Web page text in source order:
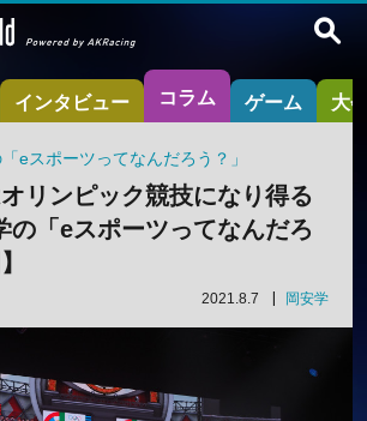
インタビュー コラム ゲーム 大
eスポーツってなんだろう？」
リンピック競技になり得る
の「eスポーツってなんだろ
2021.8.7 岡安学